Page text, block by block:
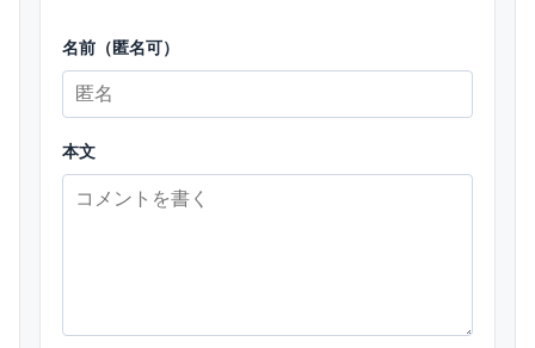
名前（匿名可）
本文